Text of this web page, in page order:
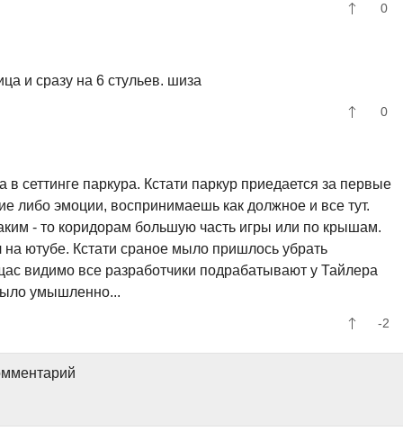
0
и сразу на 6 стульев. шиза
0
сеттинге паркура. Кстати паркур приедается за первые
либо эмоции, воспринимаешь как должное и все тут.
- то коридорам большую часть игры или по крышам.
ютубе. Кстати сраное мыло пришлось убрать
видимо все разработчики подрабатывают у Тайлера
умышленно...
-2